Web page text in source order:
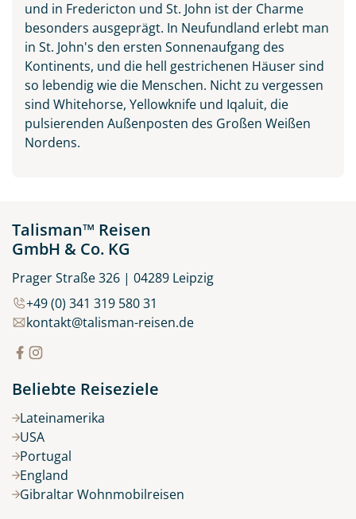
und in Fredericton und St. John ist der Charme
besonders ausgeprägt. In Neufundland erlebt man
in St. John's den ersten Sonnenaufgang des
Kontinents, und die hell gestrichenen Häuser sind
so lebendig wie die Menschen. Nicht zu vergessen
sind Whitehorse, Yellowknife und Iqaluit, die
pulsierenden Außenposten des Großen Weißen
Nordens.
Talisman™ Reisen
GmbH & Co. KG
Prager Straße 326 | 04289 Leipzig
+49 (0) 341 319 580 31
kontakt@talisman-reisen.de
Beliebte Reiseziele
Lateinamerika
USA
Portugal
England
Gibraltar Wohnmobilreisen